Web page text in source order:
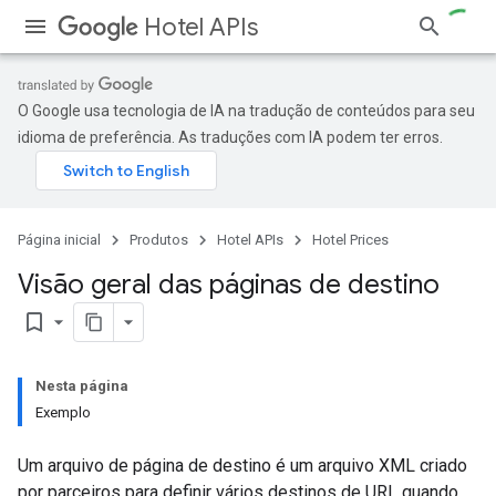
Hotel APIs
O Google usa tecnologia de IA na tradução de conteúdos para seu
idioma de preferência. As traduções com IA podem ter erros.
Página inicial Produtos Hotel APIs Hotel Prices
Visão geral das páginas de destino
bookmark_border
Nesta página
Exemplo
Um arquivo de página de destino é um arquivo XML criado